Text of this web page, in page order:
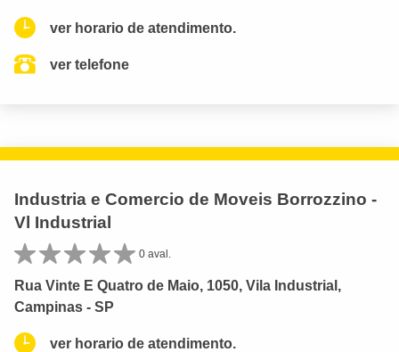
ver horario de atendimento.
ver telefone
Industria e Comercio de Moveis Borrozzino -
Vl Industrial
0 aval.
Rua Vinte E Quatro de Maio, 1050, Vila Industrial,
Campinas - SP
ver horario de atendimento.